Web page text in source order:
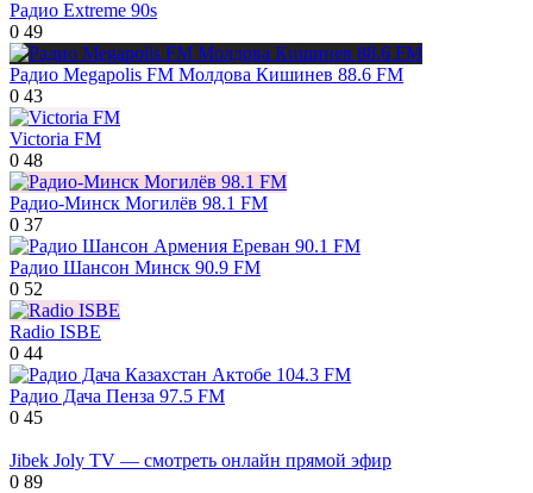
Радио Extreme 90s
0 49
Радио Megapolis FM Молдова Кишинев 88.6 FM
0 43
Victoria FM
0 48
Радио-Минск Могилёв 98.1 FM
0 37
Радио Шансон Минск 90.9 FM
0 52
Radio ISBE
0 44
Радио Дача Пенза 97.5 FM
0 45
Jibek Joly TV — смотреть онлайн прямой эфир
0 89